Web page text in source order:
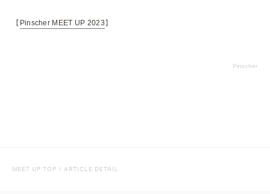
【 Pinscher MEET UP 2023】
Pinscher
MEET UP TOP / ARTICLE DETAIL